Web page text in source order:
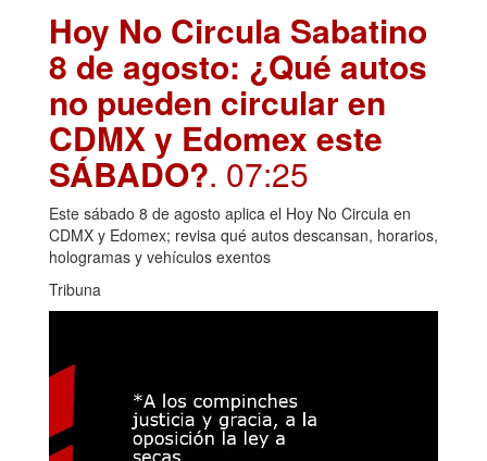
Hoy No Circula Sabatino
8 de agosto: ¿Qué autos
no pueden circular en
CDMX y Edomex este
SÁBADO?. 07:25
Este sábado 8 de agosto aplica el Hoy No Circula en
CDMX y Edomex; revisa qué autos descansan, horarios,
hologramas y vehículos exentos
Tribuna